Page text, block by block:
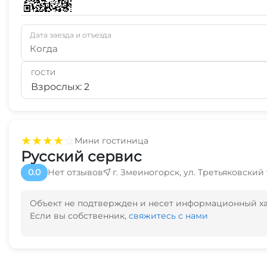
★★★★☆Мини гостиница
Русский сервис
0.0 Нет отзывов г. Змеиногорск, ул. Третьяковский
Объект не подтвержден и несет информационный
Если вы собственник, свяжитесь с нами
Дата заезда и отъезда
Когда
ГОСТИ
Взрослых: 2